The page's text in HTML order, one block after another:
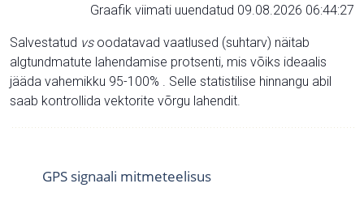
Graafik viimati uuendatud 09.08.2026 06:44:27
Salvestatud vsoodatavad vaatlused (suhtarv) näitab
algtundmatute lahendamise protsenti, mis võiks ideaalis
jääda vahemikku 95-100% . Selle statistilise hinnangu abil
saab kontrollida vektorite võrgu lahendit.
GPS signaali mitmeteelisus